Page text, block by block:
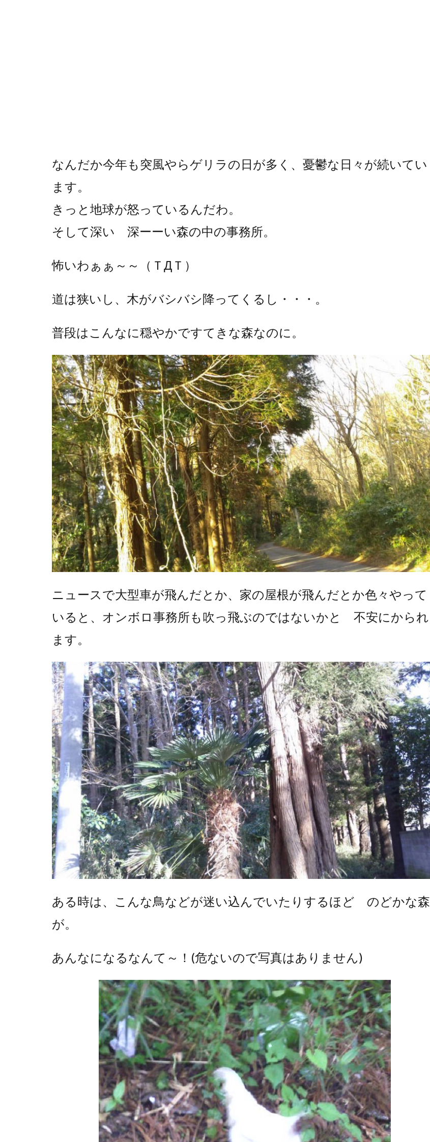
なんだか今年も突風やらゲリラの日が多く、憂鬱な日々が続いてい
ます。
きっと地球が怒っているんだわ。
そして深い 深ーーい森の中の事務所。
怖いわぁぁ～～（ＴДＴ）
道は狭いし、木がバシバシ降ってくるし・・・。
普段はこんなに穏やかですてきな森なのに。
ニュースで大型車が飛んだとか、家の屋根が飛んだとか色々やって
いると、オンボロ事務所も吹っ飛ぶのではないかと 不安にかられ
ます。
ある時は、こんな鳥などが迷い込んでいたりするほど のどかな森
が。
あんなになるなんて～！(危ないので写真はありません)